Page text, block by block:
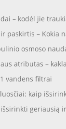
– kodėl jie
paskirtis – Kokia
osmoso
atributas –
vandens filtrai
kaip
geriausią